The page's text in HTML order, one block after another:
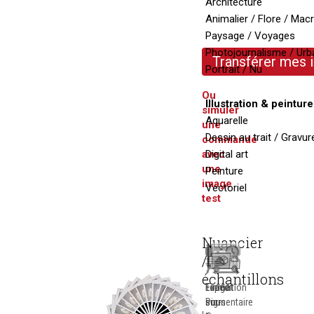
Transférer mes
Ou
simuler
une
commande
avec
une
image
test
Tirage
Pigmentaire
Format
sur-
Expédition
sous
Animalier / Flore /
Paysage / Voyages
Photojournalisme /
Portrait / Nu
Illustration & peinture
Aquarelle
Dessin au trait /
Digital art
Peinture
Vectoriel
Nuancier
/
échantillons